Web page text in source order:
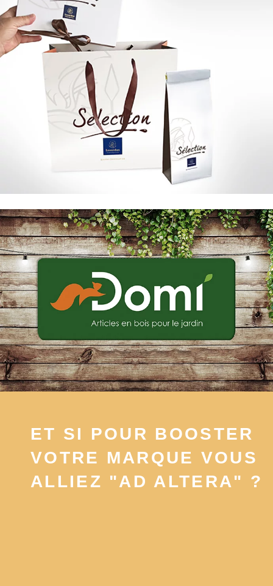
ET SI POUR BOOSTER
VOTRE MARQUE VOUS
ALLIEZ "AD ALTERA" ?